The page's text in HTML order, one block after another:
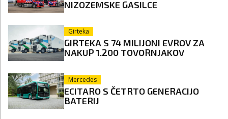
NIZOZEMSKE GASILCE
Girteka
GIRTEKA S 74 MILIJONI EVROV ZA
NAKUP 1.200 TOVORNJAKOV
Mercedes
ECITARO S ČETRTO GENERACIJO
BATERIJ